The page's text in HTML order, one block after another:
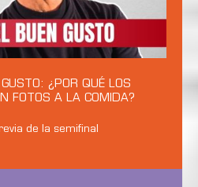
¿POR QUÉ LOS
FOTOS A LA COMIDA?
de la semifinal